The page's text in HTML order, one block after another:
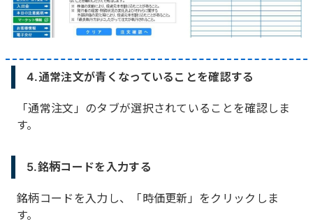
4.通常注文が青くなっていることを確認する
「通常注文」のタブが選択されていることを確認しま
す。
5.銘柄コードを入力する
銘柄コードを入力し、「時価更新」をクリックしま
す。